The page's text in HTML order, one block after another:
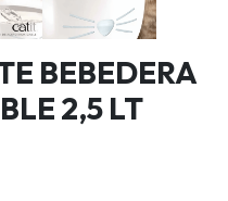
BEBEDERA
2,5 LT